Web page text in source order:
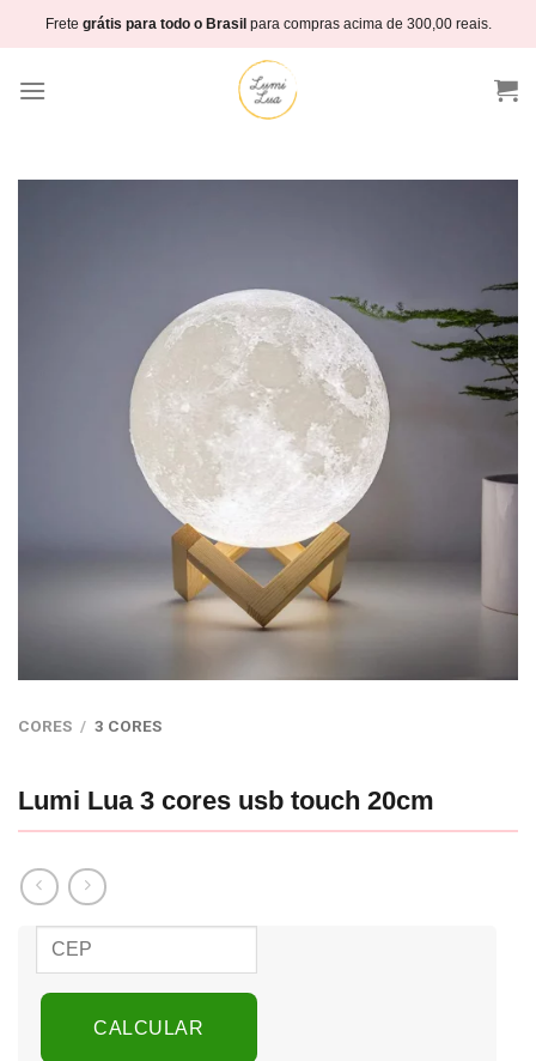
to
Frete grátis para todo o Brasilpara compras acima de 300,00 reais.
CORES / 3 CORES
Lumi Lua 3 cores usb touch 20cm
CALCULAR